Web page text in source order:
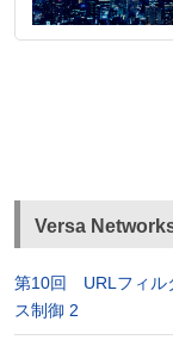
Versa
第10回 URLフィル
ス制御 2